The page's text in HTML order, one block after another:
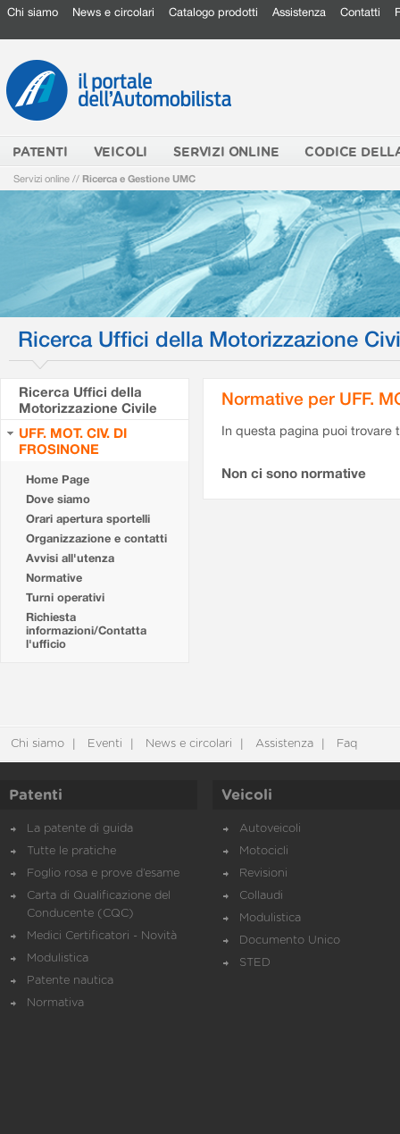
Chi siamo News e circolari Catalogo prodotti Assistenza Contatti
PATENTI VEICOLI SERVIZI ONLINE CODICE
Servizi online // Ricerca e Gestione UMC
Ricerca Uffici della Motorizzazione
Ricerca Uffici della
Motorizzazione Civile
UFF. MOT. CIV. DI
FROSINONE
Home Page
Dove siamo
Orari apertura sportelli
Organizzazione e contatti
Avvisi all'utenza
Normative
Turni operativi
Richiesta
informazioni/Contatta
l'ufficio
Normative per UFF.
In questa pagina puoi
Non ci sono normative
Chi siamo Eventi News e circolari Assistenza Faq
Patenti
La patente di guida
Tutte le pratiche
Foglio rosa e prove d’esame
Carta di Qualificazione del
Conducente (CQC)
Medici Certificatori - Novità
Modulistica
Patente nautica
Normativa
Veicoli
Autoveicoli
Motocicli
Revisioni
Collaudi
Modulistica
Documento Unico
STED